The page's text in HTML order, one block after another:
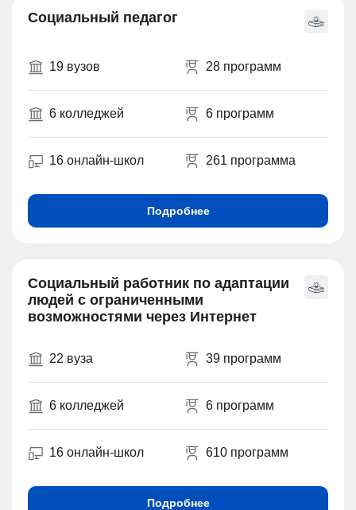
Социальный педагог
19 вузов 28 программ
6 колледжей 6 программ
16 онлайн-школ 261 программа
Подробнее
Социальный работник по адаптации
людей с ограниченными
возможностями через Интернет
22 вуза 39 программ
6 колледжей 6 программ
16 онлайн-школ 610 программ
Подробнее